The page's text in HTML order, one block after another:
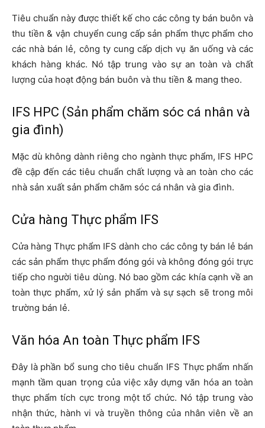
Tiêu chuẩn này được thiết kế cho các công ty bán buôn và
thu tiền & vận chuyển cung cấp sản phẩm thực phẩm cho
các nhà bán lẻ, công ty cung cấp dịch vụ ăn uống và các
khách hàng khác. Nó tập trung vào sự an toàn và chất
lượng của hoạt động bán buôn và thu tiền & mang theo.
IFS HPC (Sản phẩm chăm sóc cá nhân và
gia đình)
Mặc dù không dành riêng cho ngành thực phẩm, IFS HPC
đề cập đến các tiêu chuẩn chất lượng và an toàn cho các
nhà sản xuất sản phẩm chăm sóc cá nhân và gia đình.
Cửa hàng Thực phẩm IFS
Cửa hàng Thực phẩm IFS dành cho các công ty bán lẻ bán
các sản phẩm thực phẩm đóng gói và không đóng gói trực
tiếp cho người tiêu dùng. Nó bao gồm các khía cạnh về an
toàn thực phẩm, xử lý sản phẩm và sự sạch sẽ trong môi
trường bán lẻ.
Văn hóa An toàn Thực phẩm IFS
Đây là phần bổ sung cho tiêu chuẩn IFS Thực phẩm nhấn
mạnh tầm quan trọng của việc xây dựng văn hóa an toàn
thực phẩm tích cực trong một tổ chức. Nó tập trung vào
nhận thức, hành vi và truyền thông của nhân viên về an